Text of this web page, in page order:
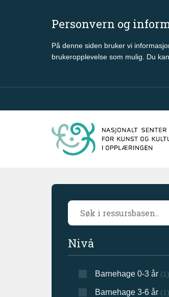
Personvern og
På denne siden bruker vi
brukeropplevelse som mulig. Du kan
Gå til hovedinnhold
Søkeresultater
Søk i ressursbasen
Nivå
Barnehage 0-3 år(1)
Barnehage 3-6 år(1)